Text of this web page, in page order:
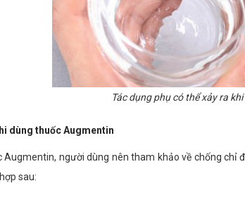
Tác dụng phụ có thể xảy ra
dùng thuốc Augmentin
Augmentin, người dùng nên tham khảo về chống chỉ
sau: